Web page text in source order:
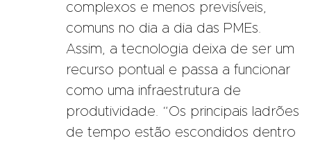
complexos e menos previsíveis,
comuns no dia a dia das PMEs.
Assim, a tecnologia deixa de ser um
recurso pontual e passa a funcionar
como uma infraestrutura de
produtividade. “Os principais ladrões
de tempo estão escondidos dentro